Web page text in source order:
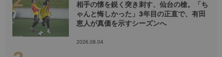
相手の懐を鋭く突き刺す、仙台の槍。「ち
ゃんと悔しかった」3年目の正直で、有田
恵人が真価を示すシーズンへ
2026.08.04